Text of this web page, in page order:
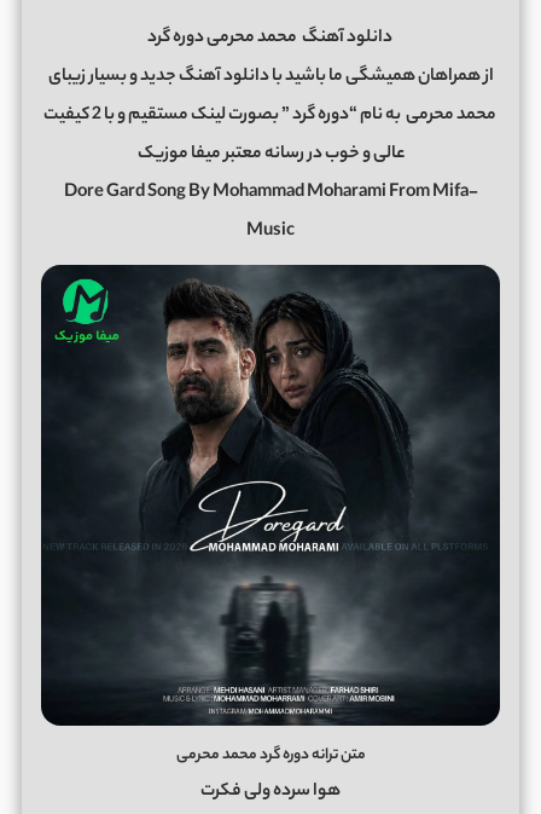
دانلود آهنگ محمد محرمی دوره گرد
از همراهان همیشگی ما باشید با دانلود آهنگ جدید و بسیار زیبای
محمد محرمی
به نام “دوره گرد ” بصورت لینک مستقیم و با 2 کیفیت
عالی و خوب در رسانه معتبر میفا موزیک
Dore Gard Song By Mohammad Moharami From Mifa-
Music
متن ترانه دوره گرد محمد محرمی
ﻫﻮا ﺳﺮده وﻟﻰ ﻓﻜﺮت